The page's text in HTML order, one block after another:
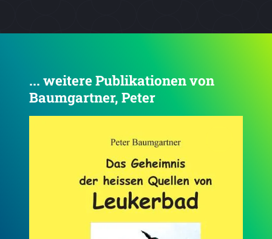
... weitere Publikationen von
Baumgartner, Peter